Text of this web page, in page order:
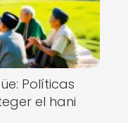
Políticas
el hani